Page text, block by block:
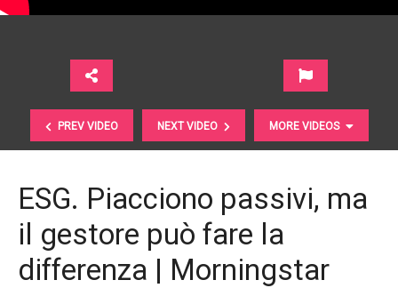
PREV VIDEO NEXT VIDEO MORE VIDEOS
ESG. Piacciono passivi, ma
il gestore può fare la
differenza | Morningstar